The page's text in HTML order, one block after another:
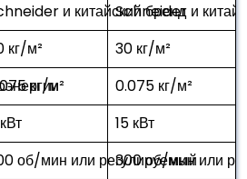
и китайский бренд
Schneider и
кг/м²
30 кг/м²
кг/м²
0.075 кг/м²
15 кВт
об/мин или регулируемый
300 об/мин или